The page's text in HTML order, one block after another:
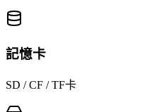
記憶卡
SD / CF / TF卡